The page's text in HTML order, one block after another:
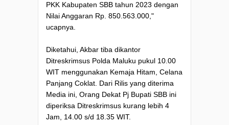
PKK Kabupaten SBB tahun 2023 dengan
Nilai Anggaran Rp. 850.563.000,"
ucapnya.
Diketahui, Akbar tiba dikantor
Ditreskrimsus Polda Maluku pukul 10.00
WIT menggunakan Kemaja Hitam, Celana
Panjang Coklat. Dari Rilis yang diterima
Media ini, Orang Dekat Pj Bupati SBB ini
diperiksa Ditreskrimsus kurang lebih 4
Jam, 14.00 s/d 18.35 WIT.